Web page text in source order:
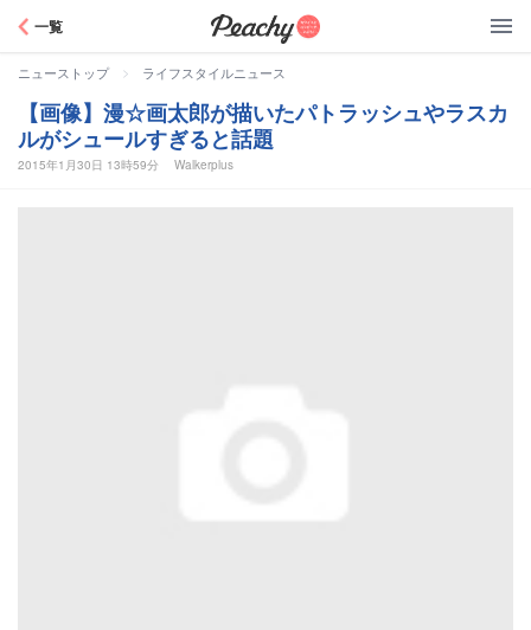
一覧
ニューストップ > ライフスタイルニュース
【画像】漫☆画太郎が描いたパトラッシュやラスカ
ルがシュールすぎると話題
2015年1月30日 13時59分 Walkerplus